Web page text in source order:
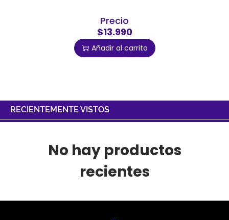
Precio
$13.990
Añadir al carrito
RECIENTEMENTE VISTOS
No hay productos
recientes